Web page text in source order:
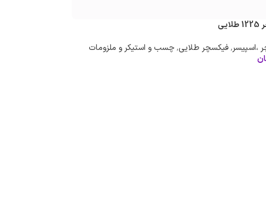
،اسپیسر,فیکسچر طلایی,چسب و استیکر و ملزومات